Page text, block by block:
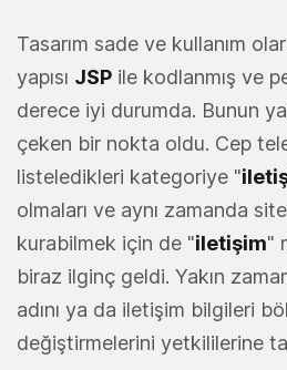
Tasarım sade ve kullanım
yapısı JSP ile kodlanmış ve
derece iyi durumda. Bunun
çeken bir nokta oldu. Cep
listeledikleri kategoriye "
olmaları ve aynı zamanda
kurabilmek için de "iletişim"
biraz ilginç geldi. Yakın
adını ya da iletişim bilgileri
değiştirmelerini yetkililerine